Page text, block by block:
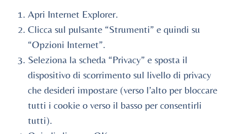
Apri Internet Explorer.
Clicca sul pulsante “Strumenti” e quindi su
“Opzioni Internet”.
Seleziona la scheda “Privacy” e sposta il
dispositivo di scorrimento sul livello di privacy
che desideri impostare (verso l’alto per bloccare
tutti i cookie o verso il basso per consentirli
tutti).